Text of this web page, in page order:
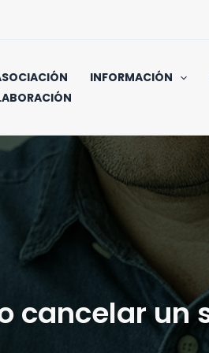
INFORMACIÓN
cancelar un